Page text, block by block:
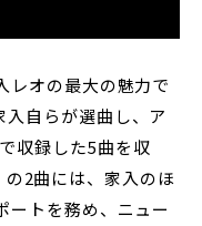
オの最大の魅力で
入自らが選曲し、ア
収録した5曲を収
2曲には、家入のほ
ートを務め、ニュー